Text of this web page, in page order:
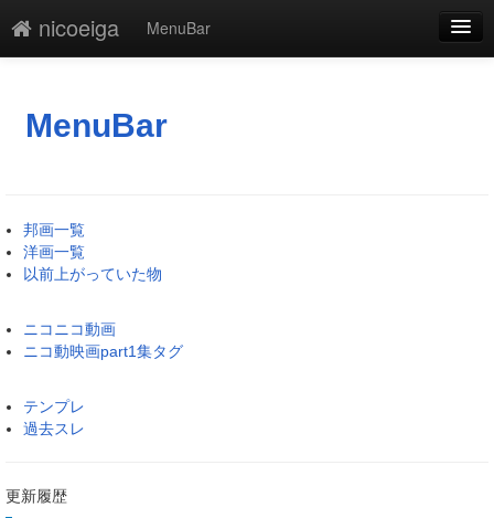
nicoeiga
MenuBar
添付
最終更新
単語検索
MenuBar
邦画一覧
洋画一覧
以前上がっていた物
ニコニコ動画
ニコ動映画part1集タグ
テンプレ
過去スレ
更新履歴